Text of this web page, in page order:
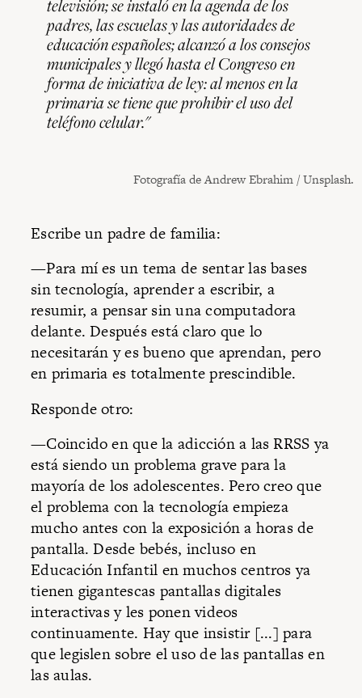
televisión; se instaló en la agenda de los
padres, las escuelas y las autoridades de
educación españoles; alcanzó a los consejos
municipales y llegó hasta el Congreso en
forma de iniciativa de ley: al menos en la
primaria se tiene que prohibir el uso del
teléfono celular."
Fotografía de Andrew Ebrahim / Unsplash.
Escribe un padre de familia:
—Para mí es un tema de sentar las bases
sin tecnología, aprender a escribir, a
resumir, a pensar sin una computadora
delante. Después está claro que lo
necesitarán y es bueno que aprendan, pero
en primaria es totalmente prescindible.
Responde otro:
—Coincido en que la adicción a las RRSS ya
está siendo un problema grave para la
mayoría de los adolescentes. Pero creo que
el problema con la tecnología empieza
mucho antes con la exposición a horas de
pantalla. Desde bebés, incluso en
Educación Infantil en muchos centros ya
tienen gigantescas pantallas digitales
interactivas y les ponen videos
continuamente. Hay que insistir [...] para
que legislen sobre el uso de las pantallas en
las aulas.